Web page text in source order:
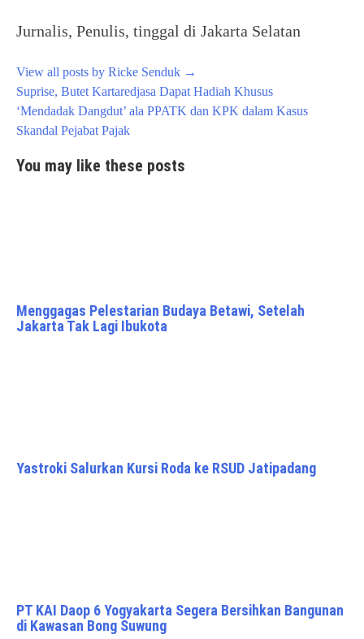
Jurnalis, Penulis, tinggal di Jakarta Selatan
View all posts by Ricke Senduk →
Post
navigation
Suprise, Butet Kartaredjasa Dapat Hadiah Khusus
‘Mendadak Dangdut’ ala PPATK dan KPK dalam Kasus
Skandal Pejabat Pajak
You may like these posts
Menggagas Pelestarian Budaya Betawi, Setelah
Jakarta Tak Lagi Ibukota
Yastroki Salurkan Kursi Roda ke RSUD Jatipadang
PT KAI Daop 6 Yogyakarta Segera Bersihkan Bangunan
di Kawasan Bong Suwung